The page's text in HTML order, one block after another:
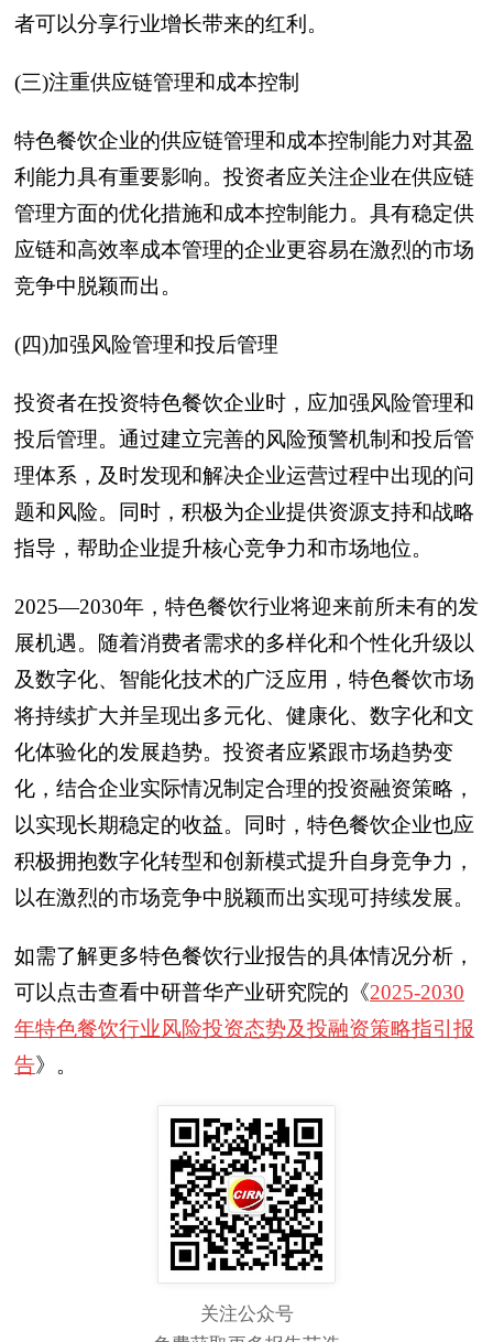
者可以分享行业增长带来的红利。
(三)注重供应链管理和成本控制
特色餐饮企业的供应链管理和成本控制能力对其盈
利能力具有重要影响。投资者应关注企业在供应链
管理方面的优化措施和成本控制能力。具有稳定供
应链和高效率成本管理的企业更容易在激烈的市场
竞争中脱颖而出。
(四)加强风险管理和投后管理
投资者在投资特色餐饮企业时，应加强风险管理和
投后管理。通过建立完善的风险预警机制和投后管
理体系，及时发现和解决企业运营过程中出现的问
题和风险。同时，积极为企业提供资源支持和战略
指导，帮助企业提升核心竞争力和市场地位。
2025—2030年，特色餐饮行业将迎来前所未有的发
展机遇。随着消费者需求的多样化和个性化升级以
及数字化、智能化技术的广泛应用，特色餐饮市场
将持续扩大并呈现出多元化、健康化、数字化和文
化体验化的发展趋势。投资者应紧跟市场趋势变
化，结合企业实际情况制定合理的投资融资策略，
以实现长期稳定的收益。同时，特色餐饮企业也应
积极拥抱数字化转型和创新模式提升自身竞争力，
以在激烈的市场竞争中脱颖而出实现可持续发展。
如需了解更多特色餐饮行业报告的具体情况分析，
可以点击查看中研普华产业研究院的《2025-2030
年特色餐饮行业风险投资态势及投融资策略指引报
告》。
关注公众号